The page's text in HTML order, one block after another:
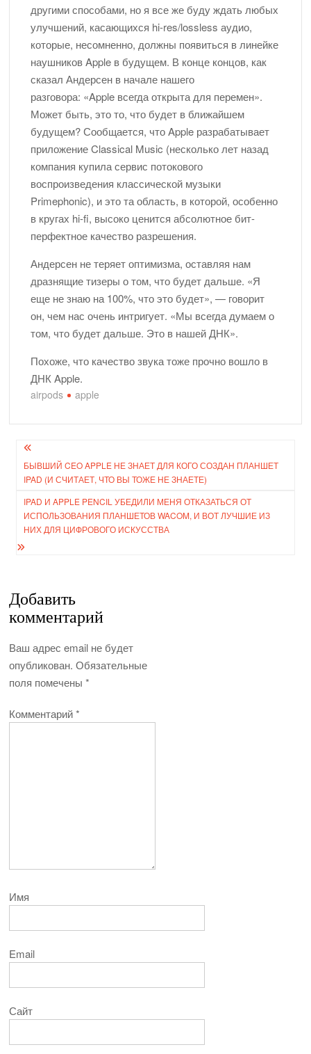
другими способами, но я все же буду ждать любых
улучшений, касающихся hi-res/lossless аудио,
которые, несомненно, должны появиться в линейке
наушников Apple в будущем. В конце концов, как
сказал Андерсен в начале нашего
разговора: «Apple всегда открыта для перемен».
Может быть, это то, что будет в ближайшем
будущем? Сообщается, что Apple разрабатывает
приложение Classical Music (несколько лет назад
компания купила сервис потокового
воспроизведения классической музыки
Primephonic), и это та область, в которой, особенно
в кругах hi-fi, высоко ценится абсолютное бит-
перфектное качество разрешения.
Андерсен не теряет оптимизма, оставляя нам
дразнящие тизеры о том, что будет дальше. «Я
еще не знаю на 100%, что это будет», — говорит
он, чем нас очень интригует. «Мы всегда думаем о
том, что будет дальше. Это в нашей ДНК».
Похоже, что качество звука тоже прочно вошло в
ДНК Apple.
airpods apple
Навигация
по
записям
БЫВШИЙ CEO APPLE НЕ ЗНАЕТ ДЛЯ КОГО СОЗДАН ПЛАНШЕТ
IPAD (И СЧИТАЕТ, ЧТО ВЫ ТОЖЕ НЕ ЗНАЕТЕ)
IPAD И APPLE PENCIL УБЕДИЛИ МЕНЯ ОТКАЗАТЬСЯ ОТ
ИСПОЛЬЗОВАНИЯ ПЛАНШЕТОВ WACOM, И ВОТ ЛУЧШИЕ ИЗ
НИХ ДЛЯ ЦИФРОВОГО ИСКУССТВА
Добавить
комментарий
Ваш адрес email не будет
опубликован. Обязательные
поля помечены*
Комментарий*
Имя
Email
Сайт